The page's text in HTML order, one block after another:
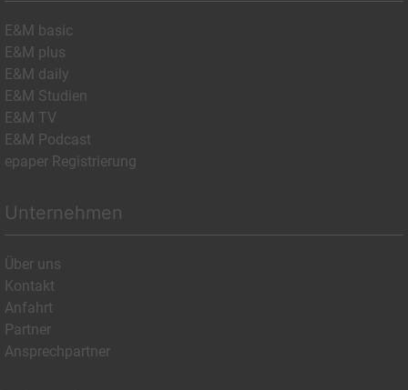
E&M basic
E&M plus
E&M daily
E&M Studien
E&M TV
E&M Podcast
epaper Registrierung
Unternehmen
Über uns
Kontakt
Anfahrt
Partner
Ansprechpartner